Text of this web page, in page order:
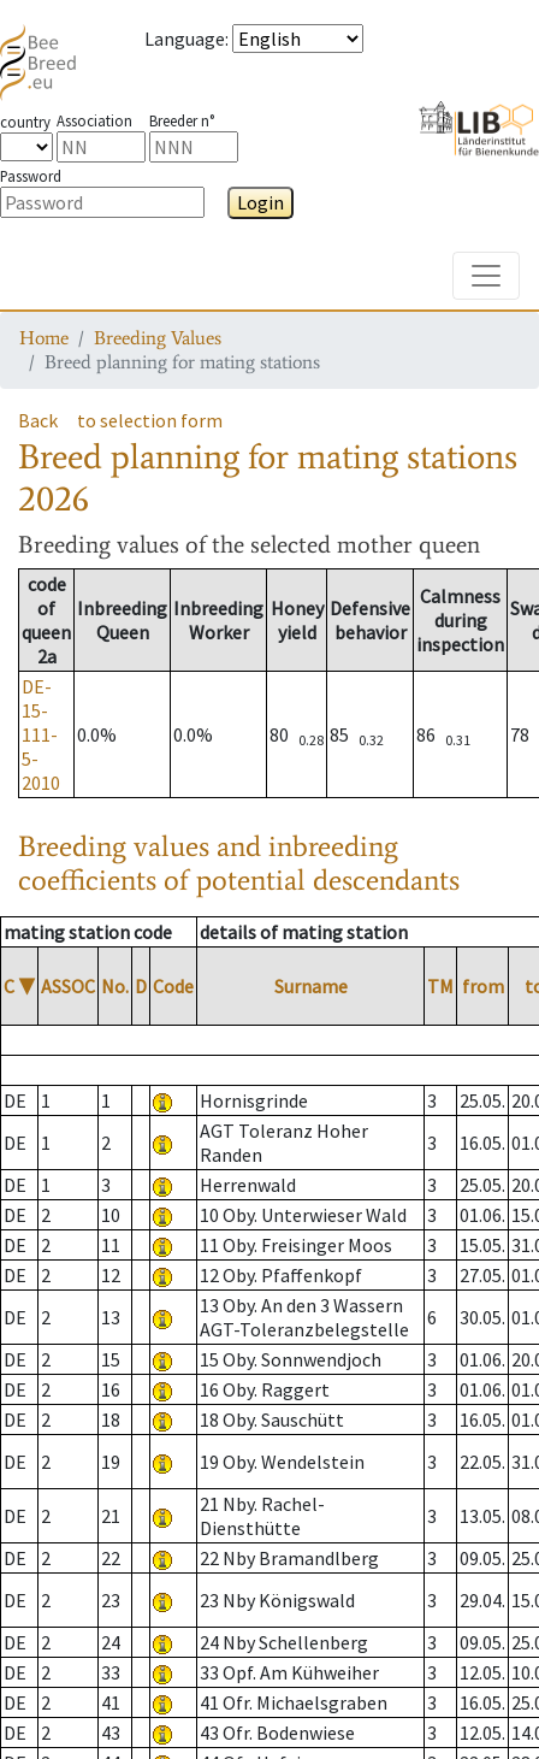
Language:
country Association Breeder n°
Password
Login
Home
Breeding Values
Breed planning for mating stations
Back to selection form
Breed planning for mating stations
2026
Breeding values of the selected mother queen
code
of
queen
2a
Inbreeding
Queen
Inbreeding
Worker
Honey
yield
Defensive
behavior
Calmness
during
inspection
DE-
15-
111-
5-
2010
0.0% 0.0% 80 0.28 85 0.32 86 0.31 78
Breeding values and inbreeding
coefficients of potential descendants
mating station code details of mating station
C ▼ ASSOC No. D Code Surname TM from
DE 1 1 Hornisgrinde 3 25.05.
DE
1 2
AGT Toleranz Hoher
Randen
3 16.05.
DE
1 3 Herrenwald 3 25.05.
DE
2 10 10 Oby. Unterwieser Wald 3 01.06.
DE
2 11 11 Oby. Freisinger Moos 3 15.05.
DE
2 12 12 Oby. Pfaffenkopf 3 27.05.
DE
2 13
13 Oby. An den 3 Wassern
AGT-Toleranzbelegstelle
6 30.05.
DE
2 15 15 Oby. Sonnwendjoch 3 01.06.
DE
2 16 16 Oby. Raggert 3 01.06.
DE
2 18 18 Oby. Sauschütt 3 16.05.
DE
2 19 19 Oby. Wendelstein 3 22.05.
DE 2 21
21 Nby. Rachel-
Diensthütte
3 13.05.
DE
2 22 22 Nby Bramandlberg 3 09.05.
DE
2 23 23 Nby Königswald 3 29.04.
DE
2 24 24 Nby Schellenberg 3 09.05.
DE
2 33 33 Opf. Am Kühweiher 3 12.05.
DE
2 41 41 Ofr. Michaelsgraben 3 16.05.
DE
2 43 43 Ofr. Bodenwiese 3 12.05.